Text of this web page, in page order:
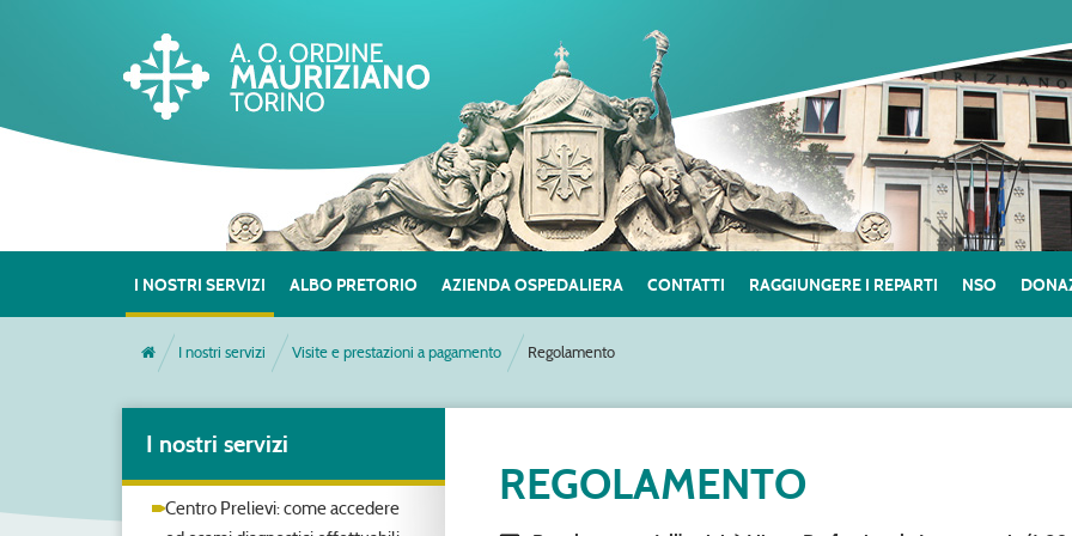
I NOSTRI SERVIZI ALBO PRETORIO AZIENDA OSPEDALIERA CONTATTI RAGGIUNGERE I REPARTI NSO
I nostri servizi Visite e prestazioni a pagamento Regolamento
I nostri servizi
Centro Prelievi: come accedere
REGOLAMENTO